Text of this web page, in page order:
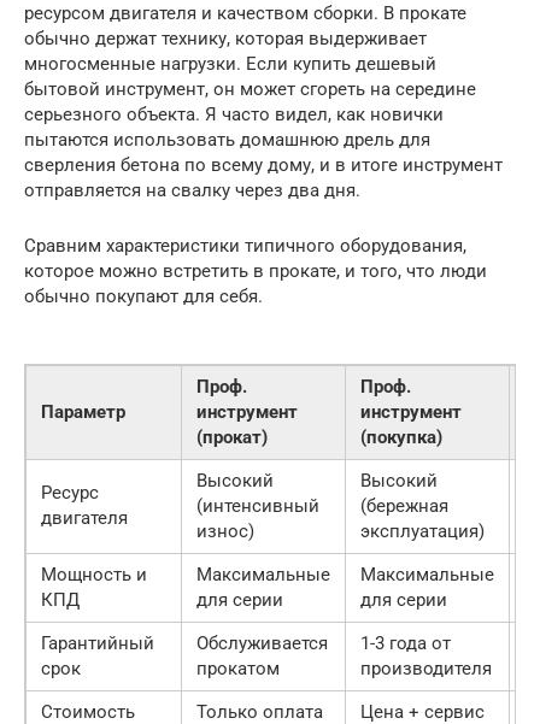
ресурсом двигателя и качеством сборки. В прокате
обычно держат технику, которая выдерживает
многосменные нагрузки. Если купить дешевый
бытовой инструмент, он может сгореть на середине
серьезного объекта. Я часто видел, как новички
пытаются использовать домашнюю дрель для
сверления бетона по всему дому, и в итоге инструмент
отправляется на свалку через два дня.
Сравним характеристики типичного оборудования,
которое можно встретить в прокате, и того, что люди
обычно покупают для себя.
Параметр
Проф.
инструмент
(прокат)
Проф.
инструмент
(покупка)
Ресурс
двигателя
Высокий
(интенсивный
износ)
Высокий
(бережная
эксплуатация)
Мощность и
КПД
Максимальные
для серии
Максимальные
для серии
Гарантийный
срок
Обслуживается
прокатом
1-3 года от
производителя
Стоимость
Только оплата
Цена + сервис